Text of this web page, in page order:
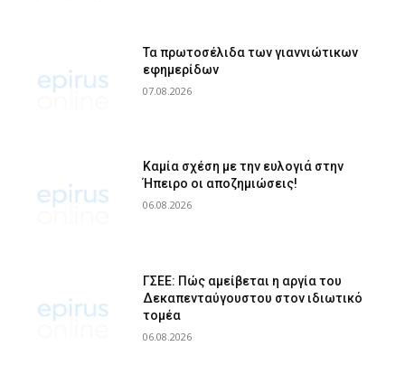
Τα πρωτοσέλιδα των γιαννιώτικων
εφημερίδων
07.08.2026
Καμία σχέση με την ευλογιά στην
Ήπειρο οι αποζημιώσεις!
06.08.2026
ΓΣΕΕ: Πώς αμείβεται η αργία του
Δεκαπενταύγουστου στον ιδιωτικό
τομέα
06.08.2026